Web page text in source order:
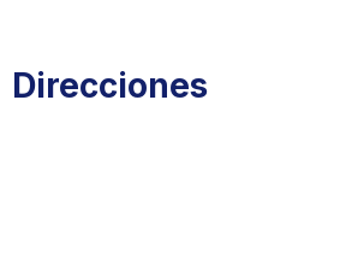
Direcciones